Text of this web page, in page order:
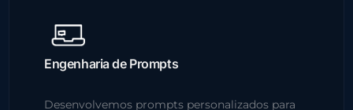
Engenharia de Prompts
Desenvolvemos prompts personalizados para